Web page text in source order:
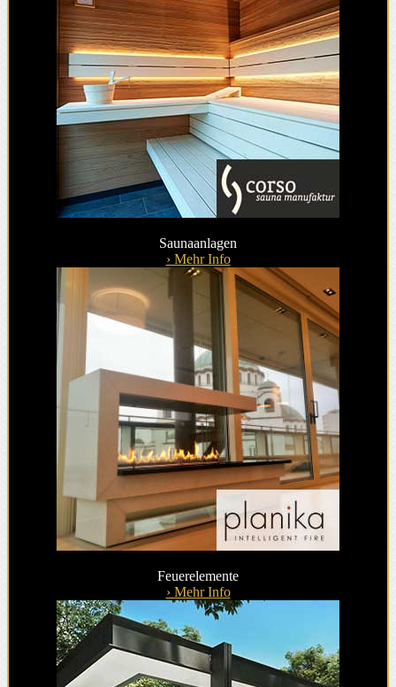
Saunaanlagen
› Mehr Info
Feuerelemente
› Mehr Info